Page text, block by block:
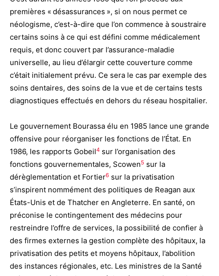
premières « désassurances », si on nous permet ce
néologisme, c’est-à-dire que l’on commence à soustraire
certains soins à ce qui est défini comme médicalement
requis, et donc couvert par l’assurance-maladie
universelle, au lieu d’élargir cette couverture comme
c’était initialement prévu. Ce sera le cas par exemple des
soins dentaires, des soins de la vue et de certains tests
diagnostiques effectués en dehors du réseau hospitalier.
Le gouvernement Bourassa élu en 1985 lance une grande
offensive pour réorganiser les fonctions de l’État. En
1986, les rapports Gobeil4 sur l’organisation des
fonctions gouvernementales, Scowen5 sur la
dérèglementation et Fortier6 sur la privatisation
s’inspirent nommément des politiques de Reagan aux
États-Unis et de Thatcher en Angleterre. En santé, on
préconise le contingentement des médecins pour
restreindre l’offre de services, la possibilité de confier à
des firmes externes la gestion complète des hôpitaux, la
privatisation des petits et moyens hôpitaux, l’abolition
des instances régionales, etc. Les ministres de la Santé